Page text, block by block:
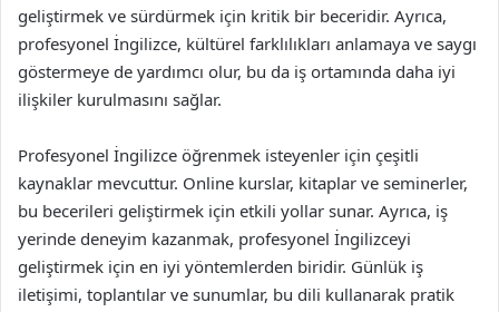
geliştirmek ve sürdürmek için kritik bir beceridir. Ayrıca,
profesyonel İngilizce, kültürel farklılıkları anlamaya ve saygı
göstermeye de yardımcı olur, bu da iş ortamında daha iyi
ilişkiler kurulmasını sağlar.
Profesyonel İngilizce öğrenmek isteyenler için çeşitli
kaynaklar mevcuttur. Online kurslar, kitaplar ve seminerler,
bu becerileri geliştirmek için etkili yollar sunar. Ayrıca, iş
yerinde deneyim kazanmak, profesyonel İngilizceyi
geliştirmek için en iyi yöntemlerden biridir. Günlük iş
iletişimi, toplantılar ve sunumlar, bu dili kullanarak pratik